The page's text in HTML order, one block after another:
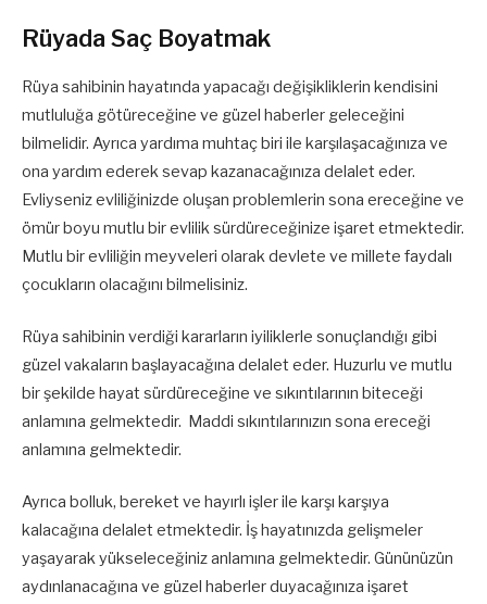
Rüyada Saç Boyatmak
Rüya sahibinin hayatında yapacağı değişikliklerin kendisini
mutluluğa götüreceğine ve güzel haberler geleceğini
bilmelidir. Ayrıca yardıma muhtaç biri ile karşılaşacağınıza ve
ona yardım ederek sevap kazanacağınıza delalet eder.
Evliyseniz evliliğinizde oluşan problemlerin sona ereceğine ve
ömür boyu mutlu bir evlilik sürdüreceğinize işaret etmektedir.
Mutlu bir evliliğin meyveleri olarak devlete ve millete faydalı
çocukların olacağını bilmelisiniz.
Rüya sahibinin verdiği kararların iyiliklerle sonuçlandığı gibi
güzel vakaların başlayacağına delalet eder. Huzurlu ve mutlu
bir şekilde hayat sürdüreceğine ve sıkıntılarının biteceği
anlamına gelmektedir. Maddi sıkıntılarınızın sona ereceği
anlamına gelmektedir.
Ayrıca bolluk, bereket ve hayırlı işler ile karşı karşıya
kalacağına delalet etmektedir. İş hayatınızda gelişmeler
yaşayarak yükseleceğiniz anlamına gelmektedir. Gününüzün
aydınlanacağına ve güzel haberler duyacağınıza işaret